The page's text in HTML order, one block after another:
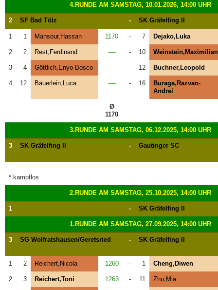
4.RUNDE AM SAMSTAG, 10.01.2026, 14:00 UHR
2 SF Bad Tölz - SK Gräfelfing II
1 1 Mansour,Hassan 1170 - 7 Dejako,Luka
2 2 Rest,Ferdinand ---- - 10 Weinstein,Maximilian
3 4 Göttlich,Enyo Bosco ---- - 12 Buchner,Leopold
4 12 Bäuerlein,Luca ---- - 16
Buraga,Razvan-
Andrei
Ø
1170
3.RUNDE AM SAMSTAG, 06.12.2025, 14:00 UHR
3 SK Gräfelfing II - Gautinger SC
* kampflos
2.RUNDE AM SAMSTAG, 25.10.2025, 14:00 UHR
1 - SK Gräfelfing II
1.RUNDE AM SAMSTAG, 27.09.2025, 14:00 UHR
3 SG Wolfratshausen/Geretsried - SK Gräfelfing II
1 2 Reichert,Nicola 1260 - 1 Cheng,Diwen
2 3 Reichert,Toni 1263 - 11 Zhu,Mia